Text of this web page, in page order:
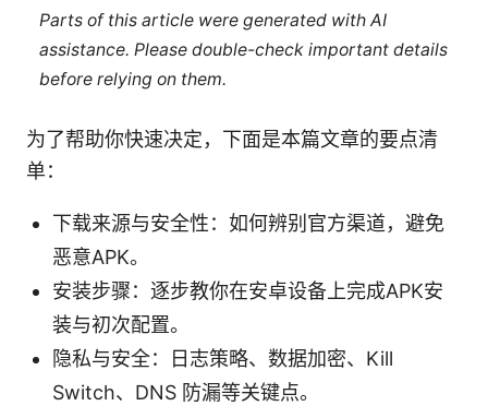
Parts of this article were generated with AI
assistance. Please double-check important details
before relying on them.
为了帮助你快速决定，下面是本篇文章的要点清
单：
下载来源与安全性：如何辨别官方渠道，避免
恶意APK。
安装步骤：逐步教你在安卓设备上完成APK安
装与初次配置。
隐私与安全：日志策略、数据加密、Kill
Switch、DNS 防漏等关键点。